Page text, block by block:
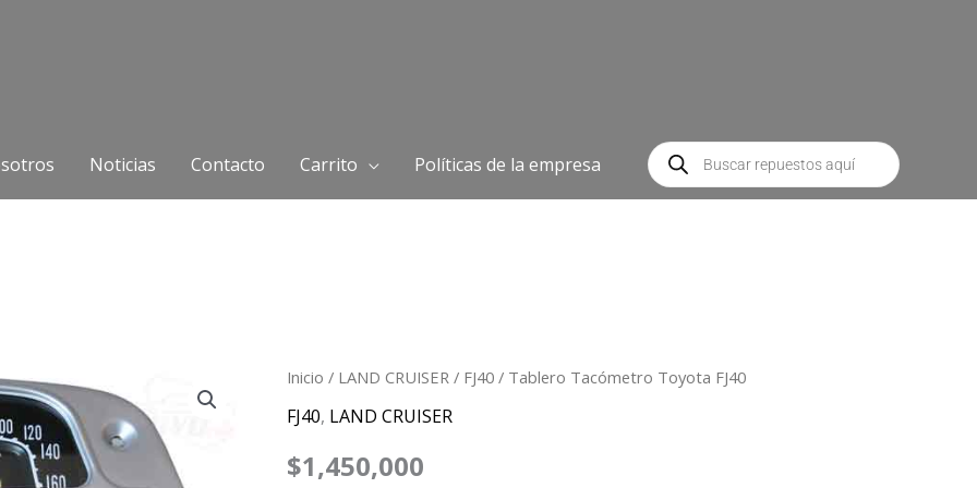
Noticias Contacto Carrito Políticas de la empresa
Búsqueda
de
productos
Inicio / LAND CRUISER / FJ40 / Tablero Tacómetro Toyota FJ40
FJ40, LAND CRUISER
$1,450,000